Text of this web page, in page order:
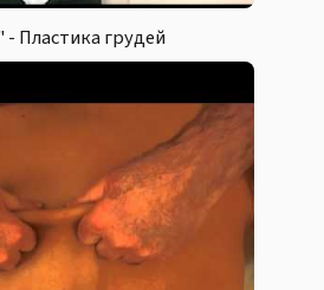
Пластика грудей